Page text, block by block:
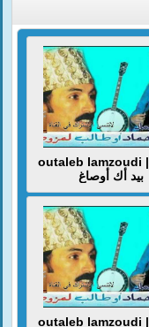
outaleb lamzoudi | واهياوا
بيد أك أوصاغ
outaleb lamzoudi | إمقارد